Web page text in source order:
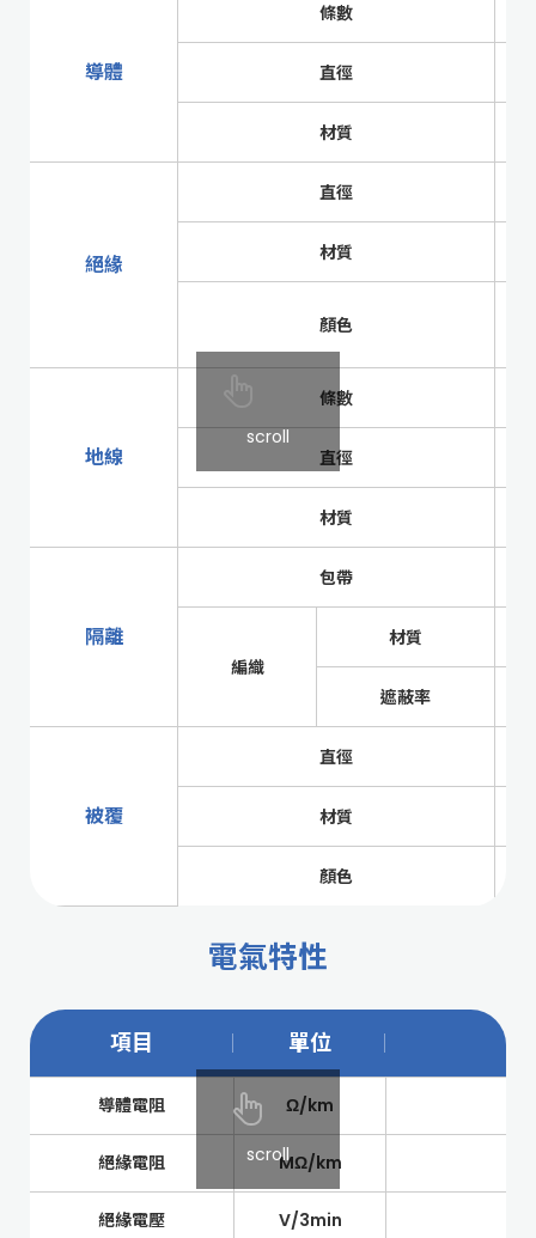
scroll
導體
條數
直徑
材質
絕緣
直徑
材質
顏色
地線
條數
直徑
材質
隔離
包帶
編織
材質
遮蔽率
被覆
直徑
材質
顏色
電氣特性
scroll
項目 單位
導體電阻 Ω/km
絕緣電阻 MΩ/km
絕緣電壓 V/3min